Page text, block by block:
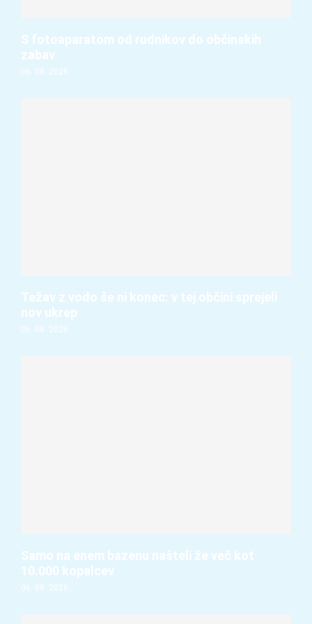
S fotoaparatom od rudnikov do občinskih
zabav
06. 08. 2026
Težav z vodo še ni konec: v tej občini sprejeli
nov ukrep
06. 08. 2026
Samo na enem bazenu našteli že več kot
10.000 kopalcev
06. 08. 2026